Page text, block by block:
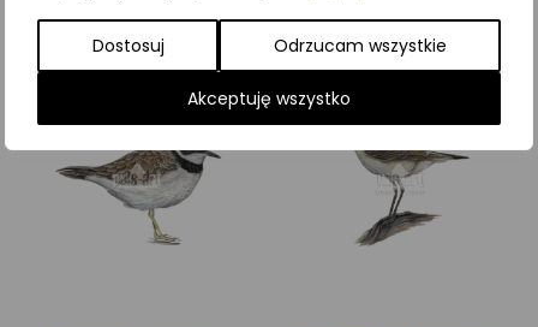
Dostosuj Odrzucam wszystkie
Akceptuję wszystko
Podobne produkty